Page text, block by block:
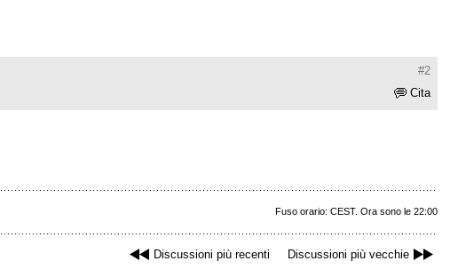
#2
Cita
Fuso orario: CEST. Ora sono le 22:00
Discussioni più recenti Discussioni più vecchie